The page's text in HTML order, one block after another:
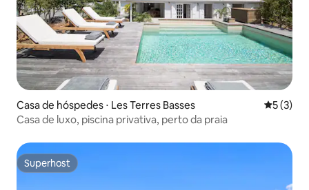
Casa de hóspedes ⋅ Les Terres Basses 5 de
5 (3)
Casa de luxo, piscina privativa, perto da praia
Superhost
Superhost